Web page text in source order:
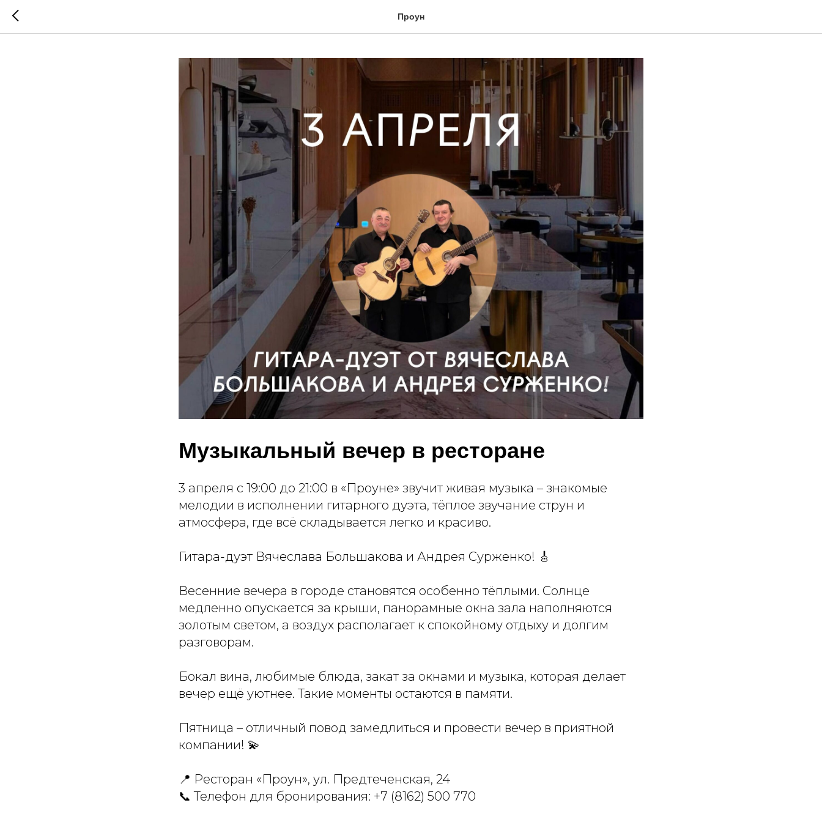
Проун
Музыкальный вечер в ресторане
3 апреля с 19:00 до 21:00 в «Проуне» звучит живая музыка – знакомые
мелодии в исполнении гитарного дуэта, тёплое звучание струн и
атмосфера, где всё складывается легко и красиво.
Гитара-дуэт Вячеслава Большакова и Андрея Сурженко! 🎸
Весенние вечера в городе становятся особенно тёплыми. Солнце
медленно опускается за крыши, панорамные окна зала наполняются
золотым светом, а воздух располагает к спокойному отдыху и долгим
разговорам.
Бокал вина, любимые блюда, закат за окнами и музыка, которая делает
вечер ещё уютнее. Такие моменты остаются в памяти.
Пятница – отличный повод замедлиться и провести вечер в приятной
компании! 💫
📍 Ресторан «Проун», ул. Предтеченская, 24
📞 Телефон для бронирования: +7 (8162) 500 770